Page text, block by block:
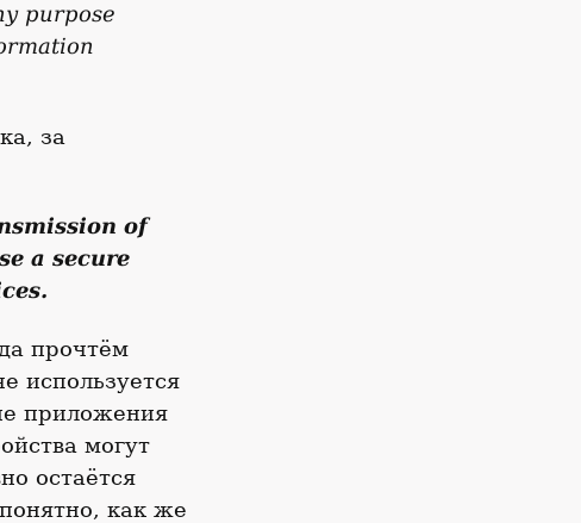
purpose
за
of
a secure
прочтём
используется
приложения
могут
остаётся
как же